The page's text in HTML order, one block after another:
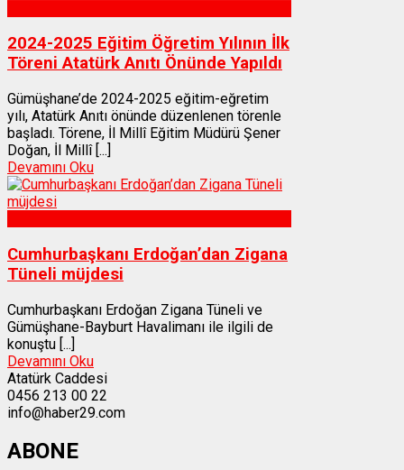
2024-2025 Eğitim Öğretim Yılının İlk
Töreni Atatürk Anıtı Önünde Yapıldı
Gümüşhane’de 2024-2025 eğitim-eğretim
yılı, Atatürk Anıtı önünde düzenlenen törenle
başladı. Törene, İl Millî Eğitim Müdürü Şener
Doğan, İl Millî [...]
Devamını Oku
Cumhurbaşkanı Erdoğan’dan Zigana
Tüneli müjdesi
Cumhurbaşkanı Erdoğan Zigana Tüneli ve
Gümüşhane-Bayburt Havalimanı ile ilgili de
konuştu [...]
Devamını Oku
Atatürk Caddesi
0456 213 00 22
info@haber29.com
ABONE